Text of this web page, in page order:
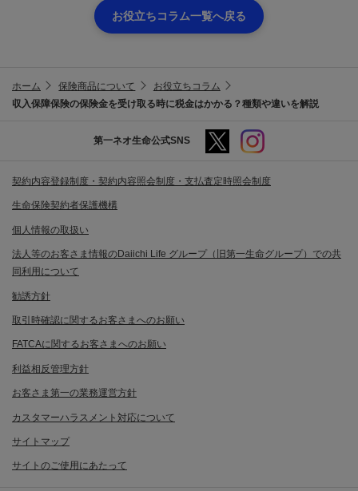
お役立ちコラム一覧へ戻る
ホーム 保険商品について
お役立ちコラム
収入保障保険の保険金を受け取る時に税金はかかる？種類や違いを解説
第一ネオ生命公式SNS
契約内容登録制度・契約内容照会制度・支払査定時照会制度
生命保険契約者保護機構
個人情報の取扱い
法人等のお客さま情報のDaiichi Life グループ（旧第一生命グループ）での共
同利用について
勧誘方針
取引時確認に関するお客さまへのお願い
FATCAに関するお客さまへのお願い
利益相反管理方針
お客さま第一の業務運営方針
カスタマーハラスメント対応について
サイトマップ
サイトのご使用にあたって